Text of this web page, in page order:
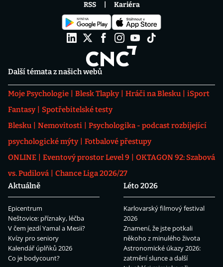
Další témata z našich webů
Moje Psychologie Blesk Tlapky Hráči na Blesku
iSport
Fantasy
Spotřebitelské testy
Blesku
Nemovitosti
Psychologika - podcast rozbíjející
psychologické mýty
Fotbalové přestupy
ONLINE
Eventový prostor Level 9
OKTAGON 92: Szabová
vs. Pudilová
Chance Liga 2026/27
Aktuálně
Epicentrum
Neštovice: příznaky, léčba
V čem jezdí Yamal a Mesii?
Kvízy pro seniory
Kalendář úplňků 2026
Co je bodycount?
Léto 2026
Karlovarský filmový festival
2026
Znamení, že jste potkali
někoho z minulého života
Astronomické úkazy 2026:
zatmění slunce a další
RSS Kariéra